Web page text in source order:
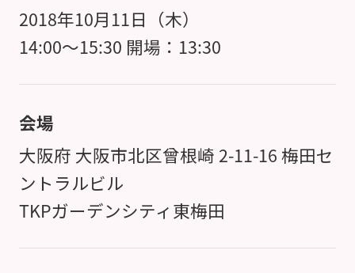
2018年10月11日（木）
14:00～15:30 開場：13:30
会場
大阪府 大阪市北区曾根崎 2-11-16 梅田セ
ントラルビル
TKPガーデンシティ東梅田